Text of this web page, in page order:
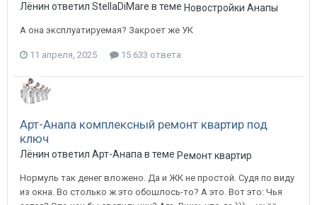
Лёнин ответил StellaDiMare в теме Новостройки Анапы
А она эксплуатируемая? Закроет же УК
11 апреля, 2025 15 633 ответа
Арт-Анапа комплексный ремонт квартир под
ключ
Лёнин ответил Арт-Анапа в теме Ремонт квартир
Нормуль так денег вложено. Да и ЖК не простой. Судя по виду
из окна. Во столько ж это обошлось-то? А это. Вот это: Чья